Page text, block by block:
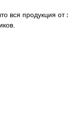
вся продукция от